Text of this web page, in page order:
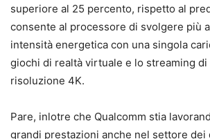
superiore al 25 percento, rispetto al
consente al processore di svolgere più
intensità energetica con una singola
giochi di realtà virtuale e lo streaming di
risoluzione 4K.
Pare, inlotre che Qualcomm stia
grandi prestazioni anche nel settore dei